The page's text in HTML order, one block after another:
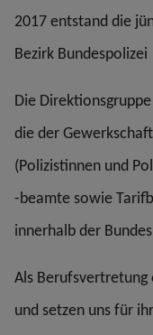
2017 entstand die
Bezirk
Die
die der
(Polizistinnen und
-beamte sowie
innerhalb der
Als
und setzen uns für